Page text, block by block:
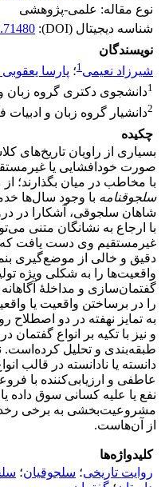
نوع مقاله: علمی-پژوهشی
شناسه دیجیتال (DOI):
نویسندگان
شیرزاد نعیمی1؛ پارسا
1دانشجوی دکتری گروه زبان
2دانشیار گروه زبان و
چکیده
بسیاری از راویان تاریخ‌های
صورت خودافشایی یا
با مخاطب در میان بگذارند؛
سلجوقنامه با وجود سال‌ها
شاهان سلجوقی، آشکارا در
با ارجاع به نشانگان متنی
غیرمستقیم وی دست یافت
دقیق و خالی از موضع‌گیری
واقعیت‌ها را به شکلی ویژه
گفتمان‌سازی و مداخلۀ
را در برساختن واقعیت یا
به تمایز نهفته در دو اصطلاح
و نیز با تکیه بر انواع
طبقه‌بندی و تحلیل
دانسته یا نادانسته در قالب
عاطفی و ارزیابی‌کننده با
نفع یا علیه کسانی سوق داده
مشروعیت‌بخشی به برخی
از آن‌هاست.
کلیدواژه‌ها
روایت تاریخی؛ سلجوقیان؛